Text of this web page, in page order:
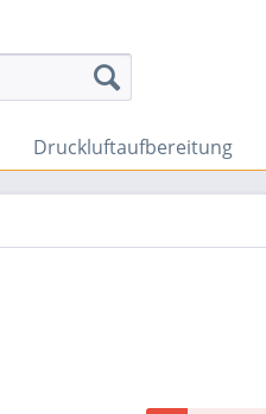
Druckluftaufbereitung